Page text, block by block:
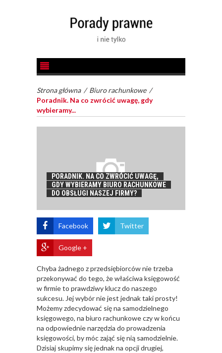
Strona główna / Biuro rachunkowe /
Poradnik. Na co zwrócić uwagę, gdy
wybieramy...
PORADNIK. NA CO ZWRÓCIĆ UWAGĘ,
GDY WYBIERAMY BIURO RACHUNKOWE
DO OBSŁUGI NASZEJ FIRMY?
Facebook Twitter
Google +
Chyba żadnego z przedsiębiorców nie trzeba
przekonywać do tego, że właściwa księgowość
w firmie to prawdziwy klucz do naszego
sukcesu. Jej wybór nie jest jednak taki prosty!
Możemy zdecydować się na samodzielnego
księgowego, na biuro rachunkowe czy w końcu
na odpowiednie narzędzia do prowadzenia
księgowości, by móc zająć się nią samodzielnie.
Dzisiaj skupimy się jednak na opcji drugiej,